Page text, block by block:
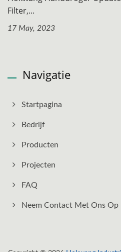
Filter,...
17 May, 2023
Navigatie
Startpagina
Bedrijf
Producten
Projecten
FAQ
Neem Contact Met Ons Op